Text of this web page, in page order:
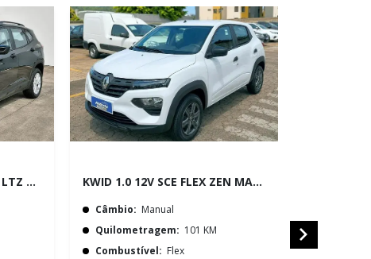
TRACKER 1.0 TURBO FLEX LTZ AUTOMÁTICO KWID 1.0 12V SCE FLEX ZEN MANUAL
Câmbio: Manual
Quilometragem: 101 KM
Combustível: Flex